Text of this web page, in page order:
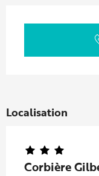
Localisation
Corbière